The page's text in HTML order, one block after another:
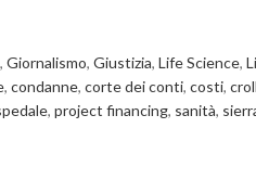
, Giornalismo, Giustizia, Life Science,
, condanne, corte dei conti, costi,
, project financing, sanità,